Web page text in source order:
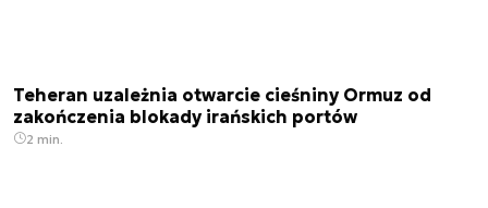
Teheran uzależnia otwarcie cieśniny Ormuz od
zakończenia blokady irańskich portów
2 min.